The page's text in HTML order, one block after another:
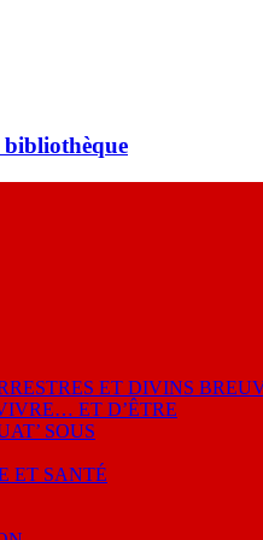
bibliothèque
ET DIVINS
ET D’ÊTRE
SOUS
ET SANTÉ